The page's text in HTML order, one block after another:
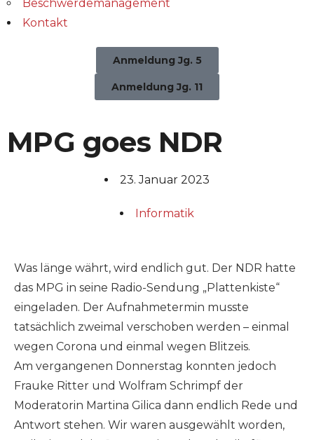
Beschwerdemanagement
Kontakt
Anmeldung Jg. 5
Anmeldung Jg. 11
MPG goes NDR
23. Januar 2023
Informatik
Was länge währt, wird endlich gut. Der NDR hatte
das MPG in seine Radio-Sendung „Plattenkiste“
eingeladen. Der Aufnahmetermin musste
tatsächlich zweimal verschoben werden – einmal
wegen Corona und einmal wegen Blitzeis.
Am vergangenen Donnerstag konnten jedoch
Frauke Ritter und Wolfram Schrimpf der
Moderatorin Martina Gilica dann endlich Rede und
Antwort stehen. Wir waren ausgewählt worden,